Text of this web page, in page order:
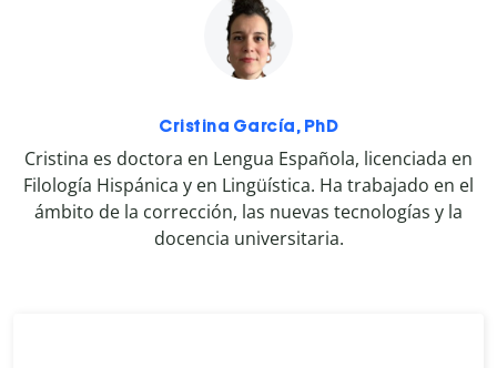
Cristina García, PhD
Cristina es doctora en Lengua Española, licenciada en
Filología Hispánica y en Lingüística. Ha trabajado en el
ámbito de la corrección, las nuevas tecnologías y la
docencia universitaria.